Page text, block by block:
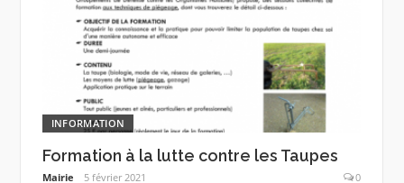
INFORMATION
Formation à la lutte contre les Taupes
Mairie 5 février 2021 0